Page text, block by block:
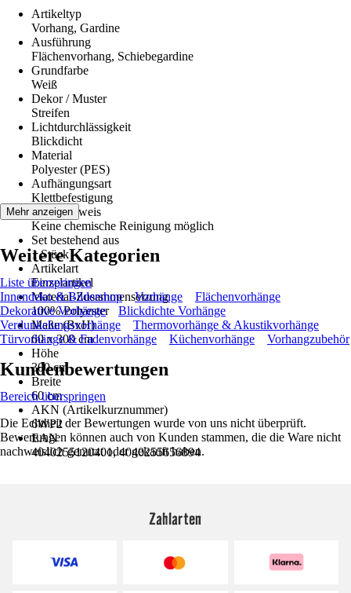
Artikeltyp
Vorhang, Gardine
Ausführung
Flächenvorhang, Schiebegardine
Grundfarbe
Weiß
Dekor / Muster
Streifen
Lichtdurchlässigkeit
Blickdicht
Material
Polyester (PES)
Aufhängungsart
Klettbefestigung
Pflegehinweis
Keine chemische Reinigung möglich
Set bestehend aus
1 Stück
Artikelart
Einzelartikel
Material-Zusammensetzung
100% Polyester
Maße (BxH)
60 x 300 cm
Höhe
300 cm
Breite
60 cm
AKN (Artikelkurznummer)
6WP2
EAN
4040255120401, 4040255656894
Mehr anzeigen
Weitere Kategorien
Liste überspringen
Innendeko & Bildershop
Vorhänge
Flächenvorhänge
Dekorative Vorhänge
Blickdichte Vorhänge
Verdunkelungsvorhänge
Thermovorhänge & Akustikvorhänge
Türvorhänge & Fadenvorhänge
Küchenvorhänge Vorhangzubehör
Kundenbewertungen
Bereich überspringen
Die Echtheit der Bewertungen wurde von uns nicht überprüft.
Bewertungen können auch von Kunden stammen, die die Ware nicht
nachweislich genutzt oder gekauft haben.
Zahlarten